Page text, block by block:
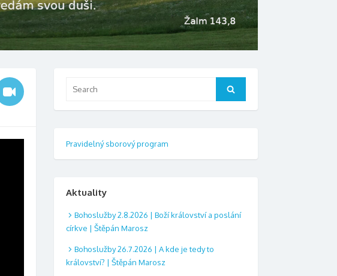
Search
Pravidelný sborový program
Aktuality
Bohoslužby 2.8.2026 | Boží království a poslání
církve | Štěpán Marosz
Bohoslužby 26.7.2026 | A kde je tedy to
království? | Štěpán Marosz